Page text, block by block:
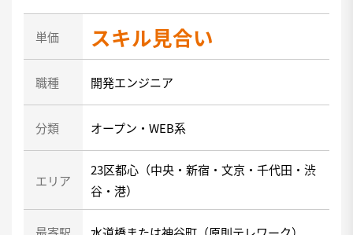
単価 スキル見合い
職種 開発エンジニア
分類 オープン・WEB系
エリア
23区都心（中央・新宿・文京・千代田・渋
谷・港）